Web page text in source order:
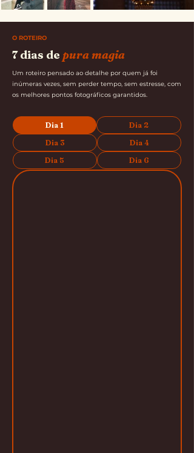
O ROTEIRO
7 dias de pura magia
Um roteiro pensado ao detalhe por quem já foi
inúmeras vezes, sem perder tempo, sem estresse, com
os melhores pontos fotográficos garantidos.
Dia 1
Dia 2
Dia 3
Dia 4
Dia 5
Dia 6